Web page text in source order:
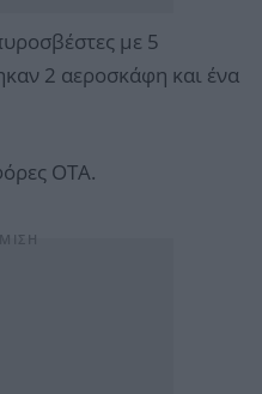
με 5
2 αεροσκάφη και ένα
ΟΤΑ.